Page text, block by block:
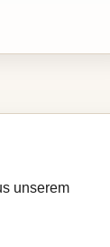
unserem